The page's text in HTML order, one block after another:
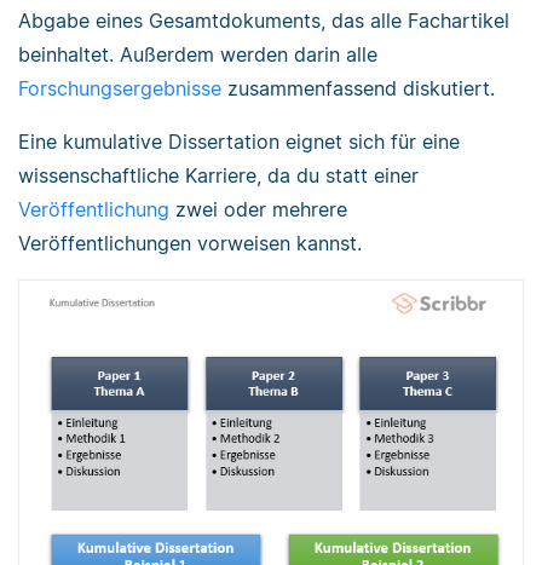
Abgabe eines Gesamtdokuments, das alle Fachartikel
beinhaltet. Außerdem werden darin alle
Forschungsergebnisse zusammenfassend diskutiert.
Eine kumulative Dissertation eignet sich für eine
wissenschaftliche Karriere, da du statt einer
Veröffentlichung zwei oder mehrere
Veröffentlichungen vorweisen kannst.